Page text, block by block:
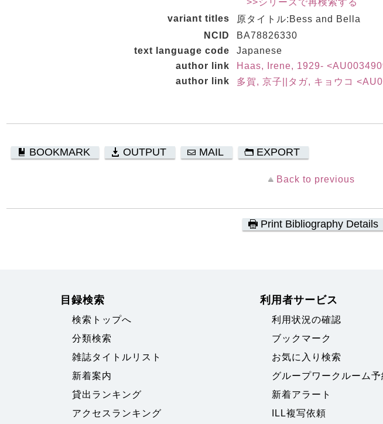
>>シリーズで再検索する
variant titles
原タイトル:Bess and Bella
NCID
BA78826330
text language code
Japanese
author link
Haas, Irene, 1929-
author link
多賀, 京子||タガ, キョウコ
BOOKMARK OUTPUT MAIL EXPORT
Back to previous
Print Bibliography Details
目録検索
検索トップへ
分類検索
雑誌タイトルリスト
新着案内
貸出ランキング
アクセスランキング
利用者サービス
利用状況の確認
ブックマーク
お気に入り検索
グループワークルーム予
新着アラート
ILL複写依頼